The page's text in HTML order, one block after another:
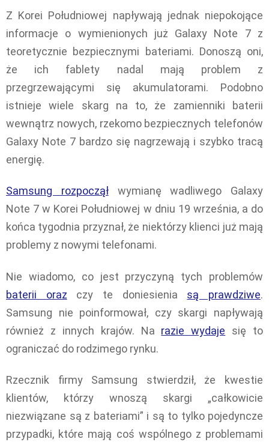
Z Korei Południowej napływają jednak niepokojące
informacje o wymienionych już Galaxy Note 7 z
teoretycznie bezpiecznymi bateriami. Donoszą oni,
że ich fablety nadal mają problem z
przegrzewającymi się akumulatorami. Podobno
istnieje wiele skarg na to, że zamienniki baterii
wewnątrz nowych, rzekomo bezpiecznych telefonów
Galaxy Note 7 bardzo się nagrzewają i szybko tracą
energię.
Samsung rozpocząłwymianę wadliwego Galaxy
Note 7 w Korei Południowej w dniu 19 września, a do
końca tygodnia przyznał, że niektórzy klienci już mają
problemy z nowymi telefonami.
Nie wiadomo, co jest przyczyną tych problemów
baterii oraz czy te doniesienia są prawdziwe.
Samsung nie poinformował, czy skargi napływają
również z innych krajów. Na razie wydaje się to
ograniczać do rodzimego rynku.
Rzecznik firmy Samsung stwierdził, że kwestie
klientów, którzy wnoszą skargi „całkowicie
niezwiązane są z bateriami” i są to tylko pojedyncze
przypadki, które mają coś wspólnego z problemami